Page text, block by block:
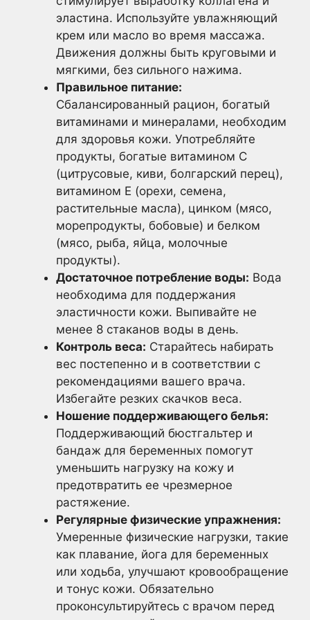
эластина. Используйте увлажняющий
крем или масло во время массажа.
Движения должны быть круговыми и
мягкими, без сильного нажима.
Правильное питание:
Сбалансированный рацион, богатый
витаминами и минералами, необходим
для здоровья кожи. Употребляйте
продукты, богатые витамином С
(цитрусовые, киви, болгарский перец),
витамином Е (орехи, семена,
растительные масла), цинком (мясо,
морепродукты, бобовые) и белком
(мясо, рыба, яйца, молочные
продукты).
Достаточное потребление воды: Вода
необходима для поддержания
эластичности кожи. Выпивайте не
менее 8 стаканов воды в день.
Контроль веса: Старайтесь набирать
вес постепенно и в соответствии с
рекомендациями вашего врача.
Избегайте резких скачков веса.
Ношение поддерживающего белья:
Поддерживающий бюстгальтер и
бандаж для беременных помогут
уменьшить нагрузку на кожу и
предотвратить ее чрезмерное
растяжение.
Регулярные физические упражнения:
Умеренные физические нагрузки, такие
как плавание, йога для беременных
или ходьба, улучшают кровообращение
и тонус кожи. Обязательно
проконсультируйтесь с врачом перед